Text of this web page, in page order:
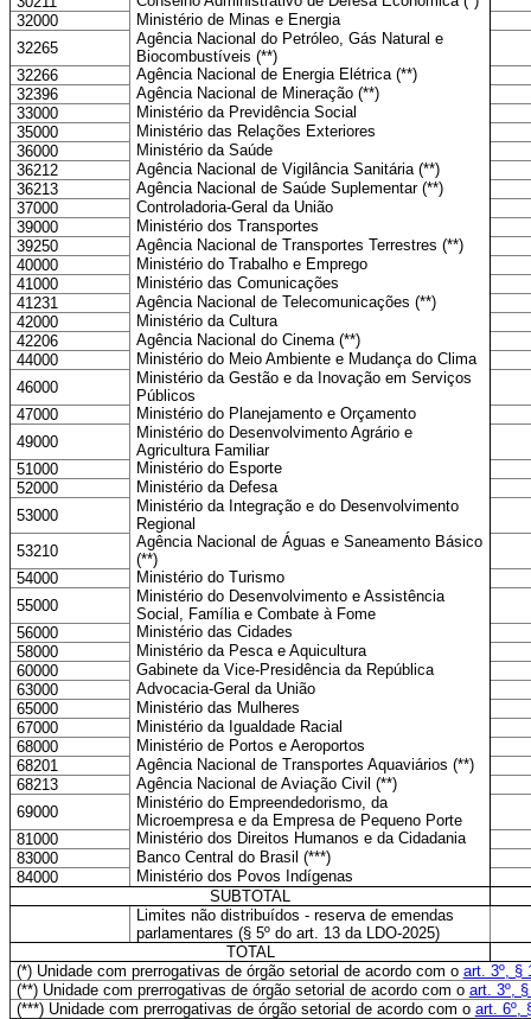
32000
Ministério de Minas e Energia
32265
Agência Nacional do Petróleo, Gás Natural e
Biocombustíveis (**)
32266
Agência Nacional de Energia Elétrica (**)
32396
Agência Nacional de Mineração (**)
33000
Ministério da Previdência Social
35000
Ministério das Relações Exteriores
36000
Ministério da Saúde
36212
Agência Nacional de Vigilância Sanitária (**)
36213
Agência Nacional de Saúde Suplementar (**)
37000
Controladoria-Geral da União
39000
Ministério dos Transportes
39250
Agência Nacional de Transportes Terrestres (**)
40000
Ministério do Trabalho e Emprego
41000
Ministério das Comunicações
41231
Agência Nacional de Telecomunicações (**)
42000
Ministério da Cultura
42206
Agência Nacional do Cinema (**)
44000
Ministério do Meio Ambiente e Mudança do Clima
46000
Ministério da Gestão e da Inovação em Serviços
Públicos
47000
Ministério do Planejamento e Orçamento
49000
Ministério do Desenvolvimento Agrário e
Agricultura Familiar
51000
Ministério do Esporte
52000
Ministério da Defesa
53000
Ministério da Integração e do Desenvolvimento
Regional
53210
Agência Nacional de Águas e Saneamento Básico
(**)
54000
Ministério do Turismo
55000
Ministério do Desenvolvimento e Assistência
Social, Família e Combate à Fome
56000
Ministério das Cidades
58000
Ministério da Pesca e Aquicultura
60000
Gabinete da Vice-Presidência da República
63000
Advocacia-Geral da União
65000
Ministério das Mulheres
67000
Ministério da Igualdade Racial
68000
Ministério de Portos e Aeroportos
68201
Agência Nacional de Transportes Aquaviários (**)
68213
Agência Nacional de Aviação Civil (**)
69000
Ministério do Empreendedorismo, da
Microempresa e da Empresa de Pequeno Porte
81000
Ministério dos Direitos Humanos e da Cidadania
83000
Banco Central do Brasil (***)
84000
Ministério dos Povos Indígenas
SUBTOTAL
Limites não distribuídos - reserva de emendas
parlamentares (§ 5º do art. 13 da LDO-2025)
TOTAL
(*) Unidade com prerrogativas de órgão setorial de acordo com o art. 3º, §
(**) Unidade com prerrogativas de órgão setorial de acordo com o art. 3º,
(***) Unidade com prerrogativas de órgão setorial de acordo com o art. 6º,